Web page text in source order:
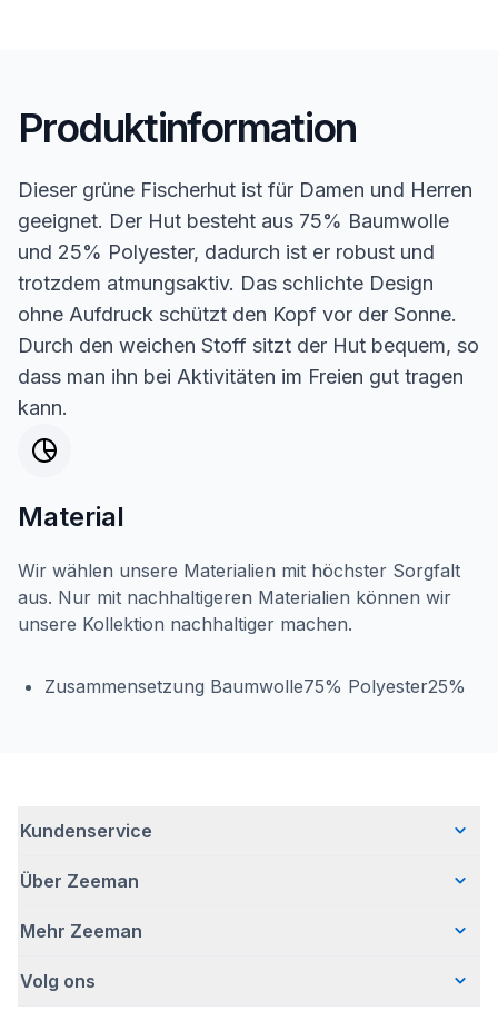
Produktinformation
Dieser grüne Fischerhut ist für Damen und Herren
geeignet. Der Hut besteht aus 75% Baumwolle
und 25% Polyester, dadurch ist er robust und
trotzdem atmungsaktiv. Das schlichte Design
ohne Aufdruck schützt den Kopf vor der Sonne.
Durch den weichen Stoff sitzt der Hut bequem, so
dass man ihn bei Aktivitäten im Freien gut tragen
kann.
Material
Wir wählen unsere Materialien mit höchster Sorgfalt
aus. Nur mit nachhaltigeren Materialien können wir
unsere Kollektion nachhaltiger machen.
Zusammensetzung Baumwolle75% Polyester25%
Kundenservice
Häufig gestellte Fragen
Lieferung
Garantie
Über Zeeman
Wer wir sind
Verantwortungsvoll Geschäfte machen
Mehr Zeeman
Presse
Volg ons